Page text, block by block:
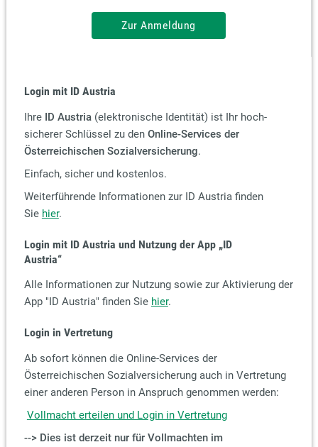
Zur Anmeldung
Login mit ID Austria
Ihre ID Austria(elektronische Identität) ist Ihr hoch-
sicherer Schlüssel zu den Online-Services der
Österreichischen Sozialversicherung.
Einfach, sicher und kostenlos.
Weiterführende Informationen zur ID Austria finden
Sie hier.
Login mit ID Austria und Nutzung der App „ID
Austria“
Alle Informationen zur Nutzung sowie zur Aktivierung der
App "ID Austria" finden Sie hier.
Login in Vertretung
Ab sofort können die Online-Services der
Österreichischen Sozialversicherung auch in Vertretung
einer anderen Person in Anspruch genommen werden:
Vollmacht erteilen und Login in Vertretung
--> Dies ist derzeit nur für Vollmachten im